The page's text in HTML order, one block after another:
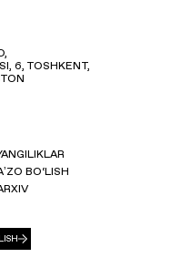
6, TOSHKENT,
BO‘LISH